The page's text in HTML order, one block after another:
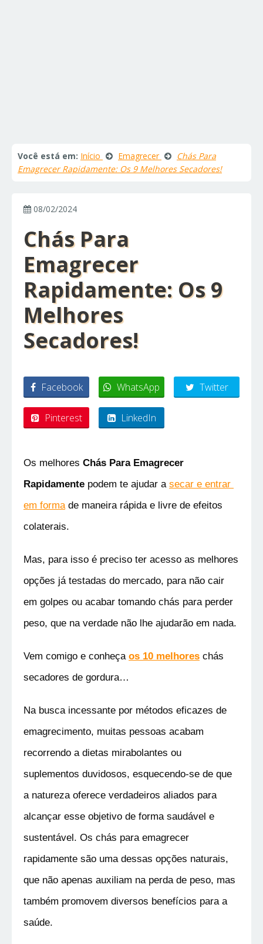
Você está em: Início Emagrecer
Chás Para
Emagrecer Rapidamente: Os 9 Melhores Secadores!
08/02/2024
Chás Para
Emagrecer
Rapidamente: Os 9
Melhores
Secadores!
Facebook WhatsApp Twitter
Pinterest LinkedIn
Os melhores Chás Para Emagrecer
Rapidamente podem te ajudar a secar e entrar
em forma de maneira rápida e livre de efeitos
colaterais.
Mas, para isso é preciso ter acesso as melhores
opções já testadas do mercado, para não cair
em golpes ou acabar tomando chás para perder
peso, que na verdade não lhe ajudarão em nada.
Vem comigo e conheça os 10 melhores chás
secadores de gordura…
Na busca incessante por métodos eficazes de
emagrecimento, muitas pessoas acabam
recorrendo a dietas mirabolantes ou
suplementos duvidosos, esquecendo-se de que
a natureza oferece verdadeiros aliados para
alcançar esse objetivo de forma saudável e
sustentável. Os chás para emagrecer
rapidamente são uma dessas opções naturais,
que não apenas auxiliam na perda de peso, mas
também promovem diversos benefícios para a
saúde.